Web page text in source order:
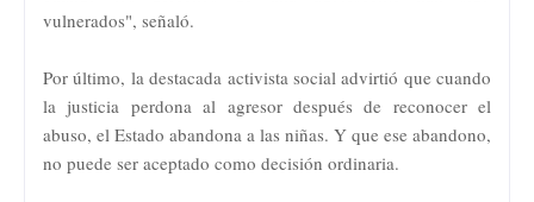
vulnerados", señaló.
Por último, la destacada activista social advirtió que cuando
la justicia perdona al agresor después de reconocer el
abuso, el Estado abandona a las niñas. Y que ese abandono,
no puede ser aceptado como decisión ordinaria.